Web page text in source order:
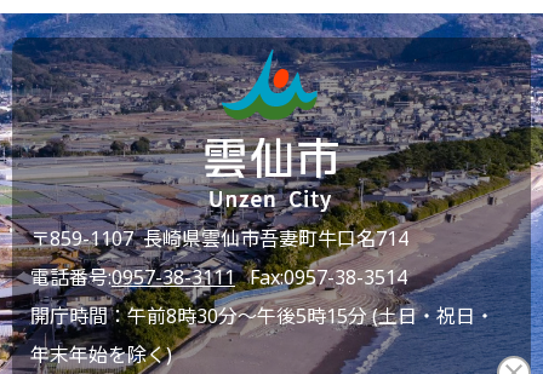
〒859-1107 長崎県雲仙市吾妻町牛口名714
電話番号:0957-38-3111Fax:0957-38-3514
開庁時間：午前8時30分～午後5時15分 (土日・祝日・
年末年始を除く)